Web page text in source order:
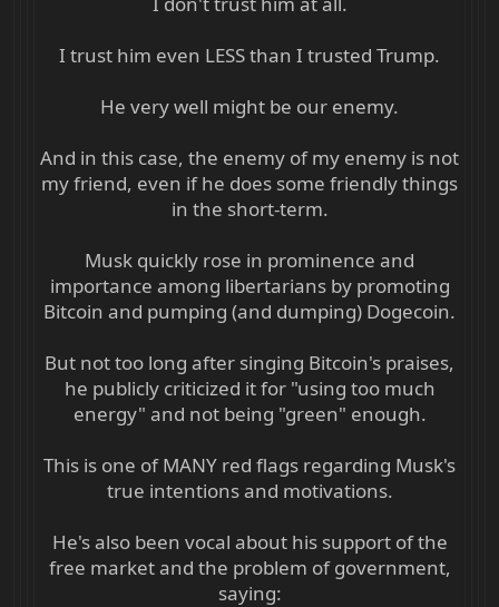
I trust him even LESS than I trusted Trump.
He very well might be our enemy.
And in this case, the enemy of my enemy is not
my friend, even if he does some friendly things
in the short-term.
Musk quickly rose in prominence and
importance among libertarians by promoting
Bitcoin and pumping (and dumping) Dogecoin.
But not too long after singing Bitcoin's praises,
he publicly criticized it for "using too much
energy" and not being "green" enough.
This is one of MANY red flags regarding Musk's
true intentions and motivations.
He's also been vocal about his support of the
free market and the problem of government,
saying: